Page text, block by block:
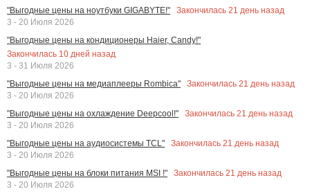
"Выгодные цены на ноутбуки GIGABYTE!"
Закончилась 21 день назад
3 - 20 Июля 2026
"Выгодные цены на кондиционеры Haier, Candy!"
Закончилась 10 дней назад
3 - 31 Июля 2026
"Выгодные цены на медиаплееры Rombica"
Закончилась 21 день назад
3 - 20 Июля 2026
"Выгодные цены на охлаждение Deepcool!"
Закончилась 21 день назад
3 - 20 Июля 2026
"Выгодные цены на аудиосистемы TCL"
Закончилась 21 день назад
3 - 20 Июля 2026
"Выгодные цены на блоки питания MSI !"
Закончилась 21 день назад
3 - 20 Июля 2026